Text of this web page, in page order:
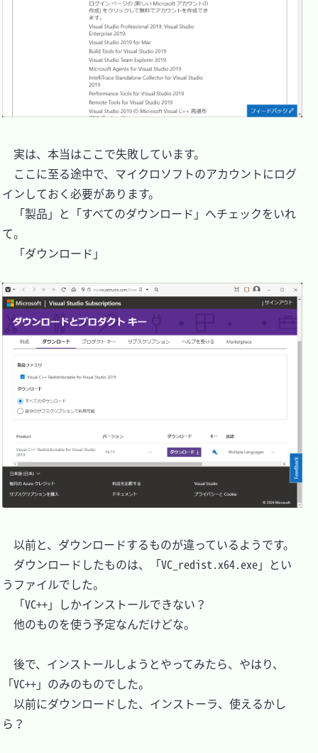
実は、本当はここで失敗しています。
ここに至る途中で、マイクロソフトのアカウントにログ
インしておく必要があります。
「製品」と「すべてのダウンロード」へチェックをいれ
て。
「ダウンロード」
以前と、ダウンロードするものが違っているようです。
ダウンロードしたものは、「VC_redist.x64.exe」とい
うファイルでした。
「VC++」しかインストールできない？
他のものを使う予定なんだけどな。
後で、インストールしようとやってみたら、やはり、
「VC++」のみのものでした。
以前にダウンロードした、インストーラ、使えるかし
ら？